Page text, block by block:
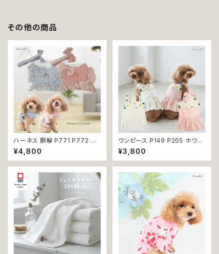
その他の商品
ハーネス 胴輪 P771 P772 パ
ステルカラー 引っ張り防止 散歩
お出掛け ドッグウエア 犬 猫 ペ
ット 服 犬服 猫服 かわいい おし
¥4,800
ワンピース P149 P205 ホワイ
ト ピンク フラワー ハンドメイド
Bee パステル コットン dog ウ
ェア ドッグ ウェア ドッグウエア
の洋服 洋服 小型犬 中型犬 女
の子 スカート 花 蜂 ストーン ビ
ジュー アップリケ かわいい 可
愛い おしゃれ 送料無料 返品交
換不可
¥3,800